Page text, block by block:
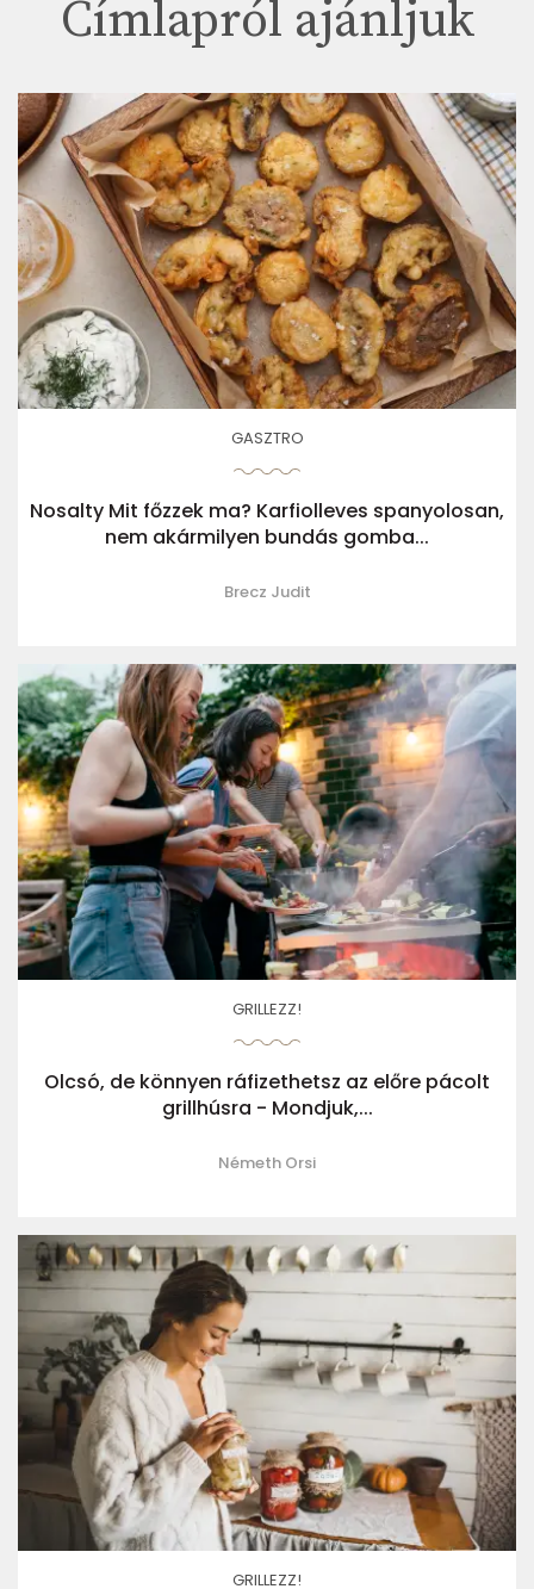
Címlapról ajánljuk
GASZTRO
Nosalty Mit főzzek ma? Karfiolleves spanyolosan,
nem akármilyen bundás gomba...
Brecz Judit
GRILLEZZ!
Olcsó, de könnyen ráfizethetsz az előre pácolt
grillhúsra - Mondjuk,...
Németh Orsi
GRILLEZZ!